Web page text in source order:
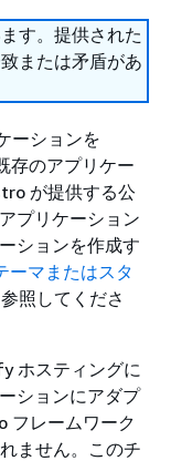
す。提供された
または矛盾があ
ーションを
存のアプリケー
が提供する公
プリケーション
ションを作成す
ーマまたはスタ
参照してくださ
ホスティングに
ションにアダプ
フレームワーク
ません。このチ